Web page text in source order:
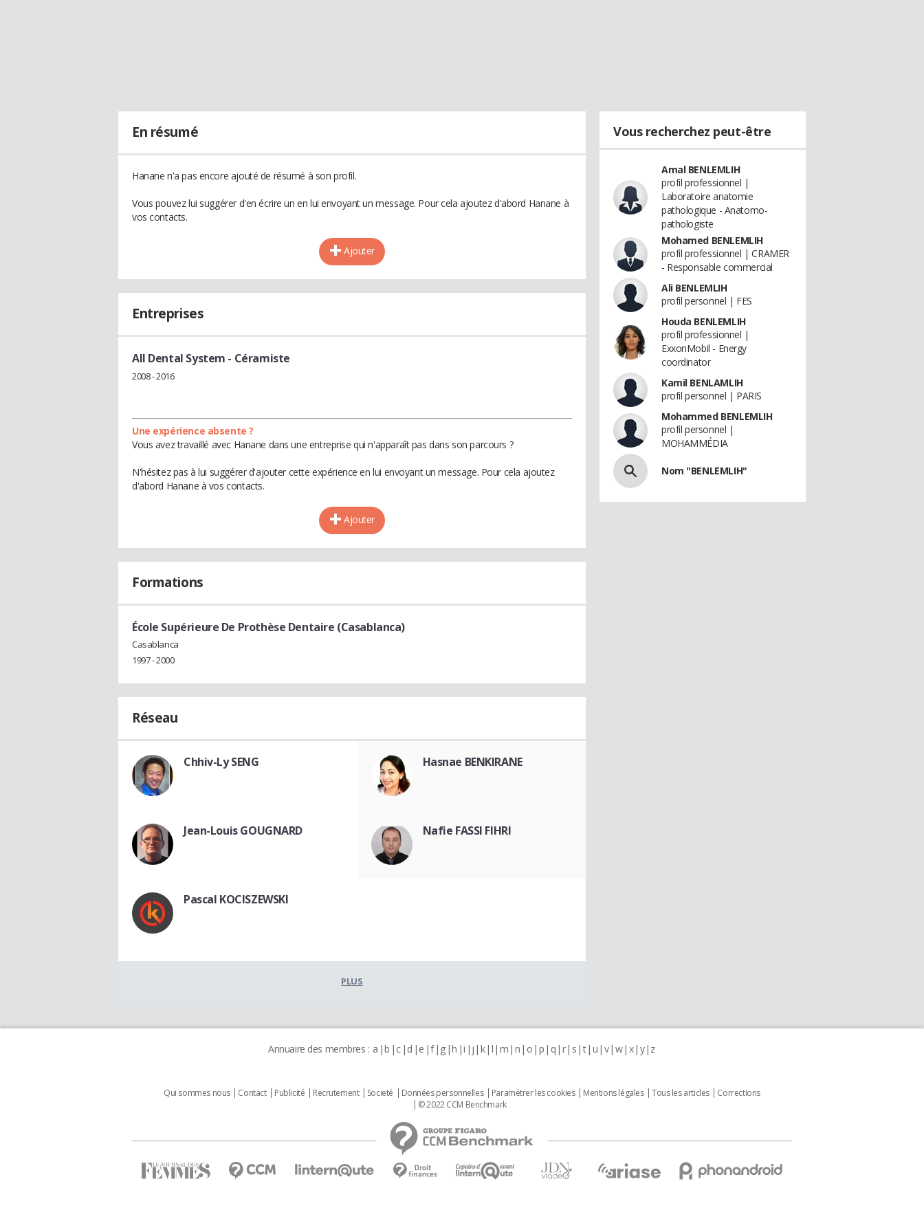
En résumé
Hanane n'a pas encore ajouté de résumé à son profil.
Vous pouvez lui suggérer d'en écrire un en lui envoyant un message. Pour cela ajoutez d'abord Hanane à
vos contacts.
Ajouter
Entreprises
All Dental System - Céramiste
2008 - 2016
Une expérience absente ?
Vous avez travaillé avec Hanane dans une entreprise qui n'apparaît pas dans son parcours ?
N'hésitez pas à lui suggérer d'ajouter cette expérience en lui envoyant un message. Pour cela ajoutez
d'abord Hanane à vos contacts.
Ajouter
Formations
École Supérieure De Prothèse Dentaire (Casablanca)
Casablanca
1997 - 2000
Réseau
Chhiv-Ly SENG Hasnae BENKIRANE
Jean-Louis GOUGNARD Nafie FASSI FIHRI
Pascal KOCISZEWSKI
PLUS
Vous recherchez peut-être
Amal BENLEMLIH
profil professionnel |
Laboratoire anatomie
pathologique - Anatomo-
pathologiste
Mohamed BENLEMLIH
profil professionnel | CRAMER
- Responsable commercial
Ali BENLEMLIH
profil personnel | FES
Houda BENLEMLIH
profil professionnel |
ExxonMobil - Energy
coordinator
Kamil BENLAMLIH
profil personnel | PARIS
Mohammed BENLEMLIH
profil personnel |
MOHAMMÉDIA
Nom "BENLEMLIH"
Annuaire des membres : a b c d e f g h i j k l m n o p q r s t u v w x y z
Qui sommes nous Contact Publicité Recrutement Societé Données personnelles Paramétrer les cookies Mentions légales Tous les articles
Corrections
© 2022 CCM Benchmark